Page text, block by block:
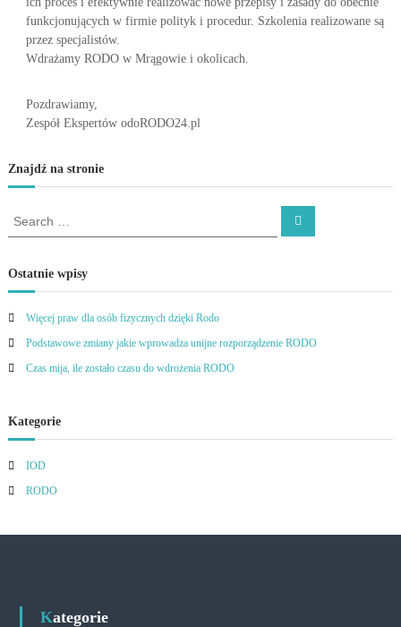
funkcjonujących w firmie polityk i procedur. Szkolenia realizowane są
przez specjalistów.
Wdrażamy RODO w Mrągowie i okolicach.
Pozdrawiamy,
Zespół Ekspertów odoRODO24.pl
Znajdź na stronie
r
c
o
r
S
Ostatnie wpisy
Więcej praw dla osób fizycznych dzięki Rodo
Podstawowe zmiany jakie wprowadza unijne rozporządzenie RODO
Czas mija, ile zostało czasu do wdrożenia RODO
Kategorie
IOD
RODO
Kategorie